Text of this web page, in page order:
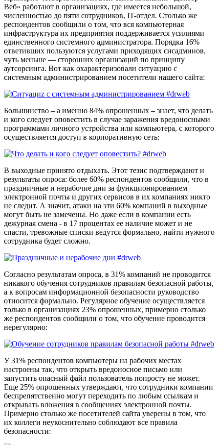
Веб» работают в организациях, где имеется небольшой,
численностью до пяти сотрудников, IT-отдел. Столько же
респондентов сообщили о том, что вся компьютерная
инфраструктура их предприятия поддерживается усилиями
единственного системного администратора. Порядка 16%
ответивших пользуются услугами приходящих сисадминов,
чуть меньше — сторонних организаций по принципу
аутсорсинга. Вот как охарактеризовали ситуацию с
системным администрированием посетители нашего сайта:
Большинство – а именно 84% опрошенных – знает, что делать
и кого следует оповестить в случае заражения вредоносными
программами личного устройства или компьютера, с которого
осуществляется доступ в корпоративную сеть:
В выходные принято отдыхать. Этот тезис подтверждают и
результаты опроса: более 60% респондентов сообщили, что в
праздничные и нерабочие дни за функционированием
электронной почты и других сервисов в их компаниях никто
не следит. А значит, атаки на эти 60% компаний в выходные
могут быть не замечены. Но даже если в компании есть
дежурная смена - в 17 процентах ее наличие может и не
спасти, тревожные списки ведутся формально, найти нужного
сотрудника будет сложно.
Согласно результатам опроса, в 31% компаний не проводится
никакого обучения сотрудников правилам безопасной работы,
а к вопросам информационной безопасности руководство
относится формально. Регулярное обучение осуществляется
только в организациях 23% опрошенных, примерно столько
же респондентов сообщили о том, что обучение проводится
нерегулярно:
У 31% респондентов компьютеры на рабочих местах
настроены так, что открыть вредоносное письмо или
запустить опасный файл пользователь попросту не может.
Еще 25% опрошенных утверждают, что сотрудники компании
беспрепятственно могут переходить по любым ссылкам и
открывать вложения в сообщениях электронной почты.
Примерно столько же посетителей сайта уверены в том, что
их коллеги неукоснительно соблюдают все правила
безопасности: